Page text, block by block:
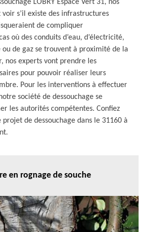
LOBRY Espace Vert 31, nos
voir s’il existe des infrastructures
de compliquer
où des conduits d’eau, d’électricité,
ou de gaz se trouvent à proximité de la
nos experts vont prendre les
pour pouvoir réaliser leurs
Pour les interventions à effectuer
société de dessouchage se
les autorités compétentes. Confiez
de dessouchage dans le 31160 à
en rognage de souche